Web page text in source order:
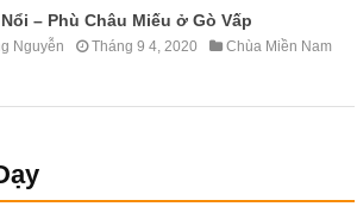
– Phù Châu Miếu ở Gò Vấp
Nguyễn Tháng 9 4, 2020
Chùa Miền Nam